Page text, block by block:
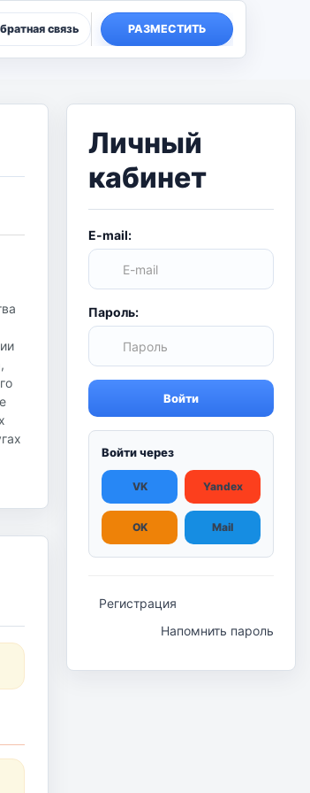
связь РАЗМЕСТИТЬ
Личный
кабинет
E-mail:
Пароль:
Войти
Войти через
VK Yandex
OK Mail
Регистрация
Напомнить пароль